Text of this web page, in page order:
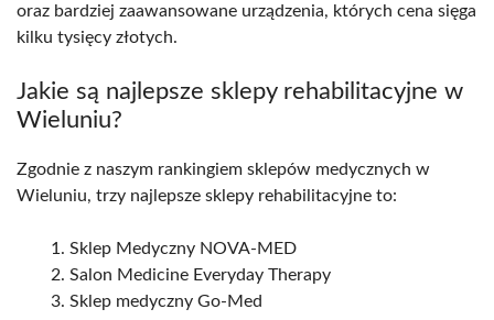
oraz bardziej zaawansowane urządzenia, których cena sięga
kilku tysięcy złotych.
Jakie są najlepsze sklepy rehabilitacyjne w
Wieluniu?
Zgodnie z naszym rankingiem sklepów medycznych w
Wieluniu, trzy najlepsze sklepy rehabilitacyjne to:
Sklep Medyczny NOVA-MED
Salon Medicine Everyday Therapy
Sklep medyczny Go-Med